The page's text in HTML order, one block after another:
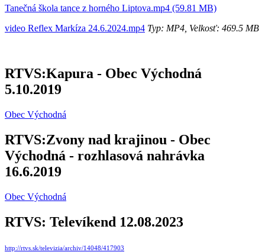
Tanečná škola tance z horného Liptova.mp4 (59.81 MB)
video Reflex Markíza 24.6.2024.mp4 Typ: MP4, Velkosť: 469.5 MB
RTVS:Kapura - Obec Východná
5.10.2019
Obec Východná
RTVS:Zvony nad krajinou - Obec
Východná - rozhlasová nahrávka
16.6.2019
Obec Východná
RTVS: Televíkend 12.08.2023
http://rtvs.sk/televizia/archiv/14048/417903